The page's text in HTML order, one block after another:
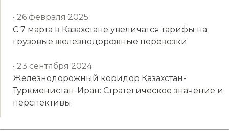
• 26 февраля 2025
С 7 марта в Казахстане увеличатся тарифы на
грузовые железнодорожные перевозки
• 23 сентября 2024
Железнодорожный коридор Казахстан-
Туркменистан-Иран: Стратегическое значение и
перспективы